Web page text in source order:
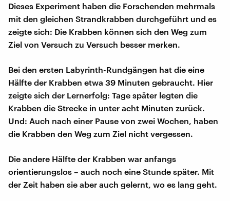
Dieses Experiment haben die Forschenden mehrmals
mit den gleichen Strandkrabben durchgeführt und es
zeigte sich: Die Krabben können sich den Weg zum
Ziel von Versuch zu Versuch besser merken.
Bei den ersten Labyrinth-Rundgängen hat die eine
Hälfte der Krabben etwa 39 Minuten gebraucht. Hier
zeigte sich der Lernerfolg: Tage später legten die
Krabben die Strecke in unter acht Minuten zurück.
Und: Auch nach einer Pause von zwei Wochen, haben
die Krabben den Weg zum Ziel nicht vergessen.
Die andere Hälfte der Krabben war anfangs
orientierungslos – auch noch eine Stunde später. Mit
der Zeit haben sie aber auch gelernt, wo es lang geht.